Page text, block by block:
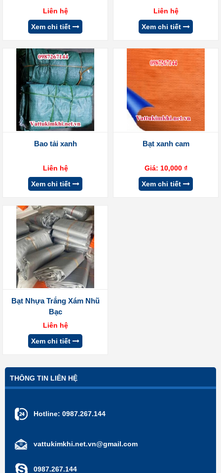
Liên hệ
Xem chi tiết
Liên hệ
Xem chi tiết
Bao tải xanh
Liên hệ
Xem chi tiết
Bạt xanh cam
Giá: 10,000 ₫
Xem chi tiết
Bạt Nhựa Trắng Xám Nhũ
Bạc
Liên hệ
Xem chi tiết
THÔNG TIN LIÊN HỆ
Hotline: 0987.267.144
vattukimkhi.net.vn@gmail.com
0987.267.144